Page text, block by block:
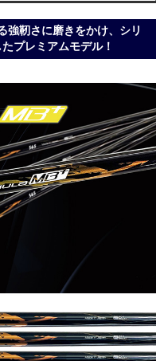
強靭さに磨きをかけ、シリ
プレミアムモデル！